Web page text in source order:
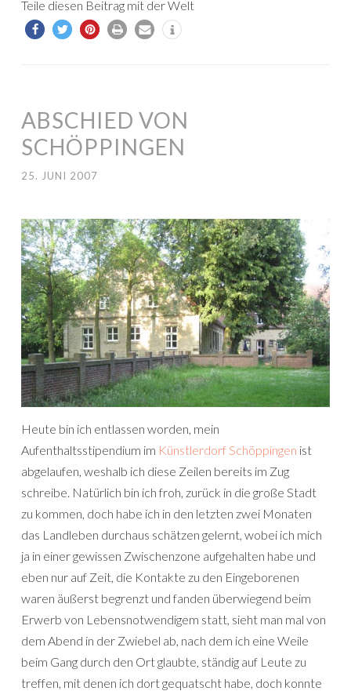
Teile diesen Beitrag mit der Welt
ABSCHIED VON
SCHÖPPINGEN
25. JUNI 2007
Heute bin ich entlassen worden, mein
Aufenthaltsstipendium im Künstlerdorf Schöppingen ist
abgelaufen, weshalb ich diese Zeilen bereits im Zug
schreibe. Natürlich bin ich froh, zurück in die große Stadt
zu kommen, doch habe ich in den letzten zwei Monaten
das Landleben durchaus schätzen gelernt, wobei ich mich
ja in einer gewissen Zwischenzone aufgehalten habe und
eben nur auf Zeit, die Kontakte zu den Eingeborenen
waren äußerst begrenzt und fanden überwiegend beim
Erwerb von Lebensnotwendigem statt, sieht man mal von
dem Abend in der Zwiebel ab, nach dem ich eine Weile
beim Gang durch den Ort glaubte, ständig auf Leute zu
treffen, mit denen ich dort gequatscht habe, doch konnte